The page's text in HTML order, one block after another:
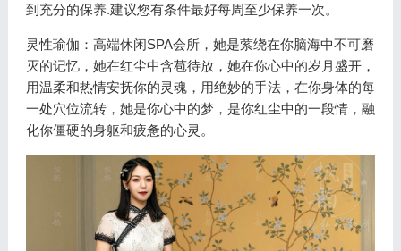
到充分的保养.建议您有条件最好每周至少保养一次。
灵性瑜伽：高端休闲SPA会所，她是萦绕在你脑海中不可磨
灭的记忆，她在红尘中含苞待放，她在你心中的岁月盛开，
用温柔和热情安抚你的灵魂，用绝妙的手法，在你身体的每
一处穴位流转，她是你心中的梦，是你红尘中的一段情，融
化你僵硬的身躯和疲惫的心灵。